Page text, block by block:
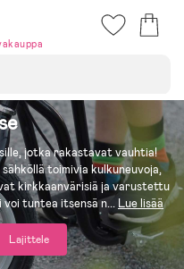
jotka rakastavat vauhtia!
toimivia kulkuneuvoja,
kirkkaanvärisiä ja varustettu
voi tuntea itsensä n... Lue lisää
Lajittele